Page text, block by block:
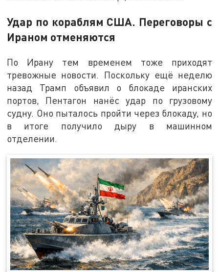
Удар по кораблям США. Переговоры с
Ираном отменяются
По Ирану тем временем тоже приходят
тревожные новости. Поскольку ещё неделю
назад Трамп объявил о блокаде иранских
портов, Пентагон нанёс удар по грузовому
судну. Оно пыталось пройти через блокаду, но
в итоге получило дыру в машинном
отделении.